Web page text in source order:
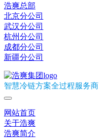
浩爽总部
北京分公司
武汉分公司
杭州分公司
成都分公司
新疆分公司
智慧冷链方案全过程服务商
网站首页
关于浩爽
浩爽简介